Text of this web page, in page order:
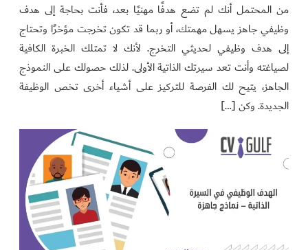
من المحتمل أنك لم تضع هدفًا مهنيًا بعد، فأنت بحاجة إلى هدف
وظيفي جاهز يسهل مهمتك، أو ربما قد تكون تخرجت مؤخرًا وتحتاج
إلى هدف وظيفي لحديثي التخرج. لأنك لا تمتلك الخبرة الكافية
لصياغته وأنت تعد سيرتك الذاتية الأولى. لذلك حصولك على النموذج
الجاهز، يتيح لك الفرصة للتركيز على أشياء أخرى تخص الوظيفة
الجديدة. وكن […]